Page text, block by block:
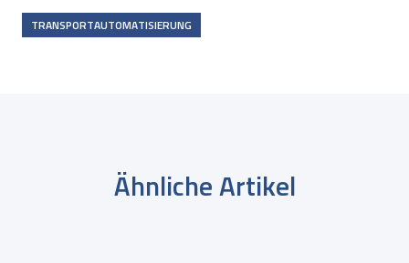
TRANSPORTAUTOMATISIERUNG
Ähnliche Artikel